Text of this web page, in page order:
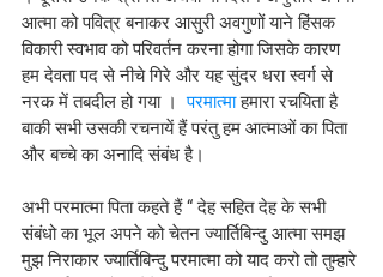
आत्मा को पवित्र बनाकर आसुरी अवगुणों याने हिंसक
विकारी स्वभाव को परिवर्तन करना होगा जिसके कारण
हम देवता पद से नीचे गिरे और यह सुंदर धरा स्वर्ग से
नरक में तबदील हो गया । परमात्मा हमारा रचयिता है
बाकी सभी उसकी रचनायें हैं परंतु हम आत्माओं का पिता
और बच्चे का अनादि संबंध है।
अभी परमात्मा पिता कहते हैं “ देह सहित देह के सभी
संबंधो का भूल अपने को चेतन ज्यार्तिबिन्दु आत्मा समझ
मुझ निराकार ज्यार्तिबिन्दु परमात्मा को याद करो तो तुम्हारे